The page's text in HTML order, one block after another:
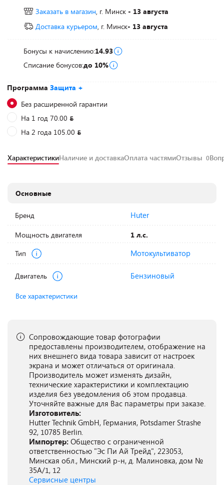
Программа Защита +
Без расширенной гарантии
На 1 год 70.00
На 2 года 105.00
Заказать в магазин, г. Минск - 13 августа
Доставка курьером, г. Минск- 13 августа
Бонусы к начислению:14.93
Списание бонусов:до 10%
ХарактеристикиНаличие и доставкаОплата частямиОтзывы 0
Основные
Бренд Huter
Мощность двигателя
1 л.с.
Тип
Мотокультиватор
Двигатель Бензиновый
Все характеристики
Сопровождающие товар фотографии
предоставлены производителем, отображение на
них внешнего вида товара зависит от настроек
экрана и может отличаться от оригинала.
Производитель может изменять дизайн,
технические характеристики и комплектацию
изделия без уведомления об этом продавца.
Уточняйте важные для Вас параметры при заказе.
Изготовитель:
Hutter Technik GmbH, Германия, Potsdamer Strashe
92, 10785 Berlin.
Импортер: Общество с ограниченной
ответственностью "Эс Пи Ай Трейд", 223053,
Минская обл., Минский р-н, д. Малиновка, дом №
35А/1, 12
Сервисные центры